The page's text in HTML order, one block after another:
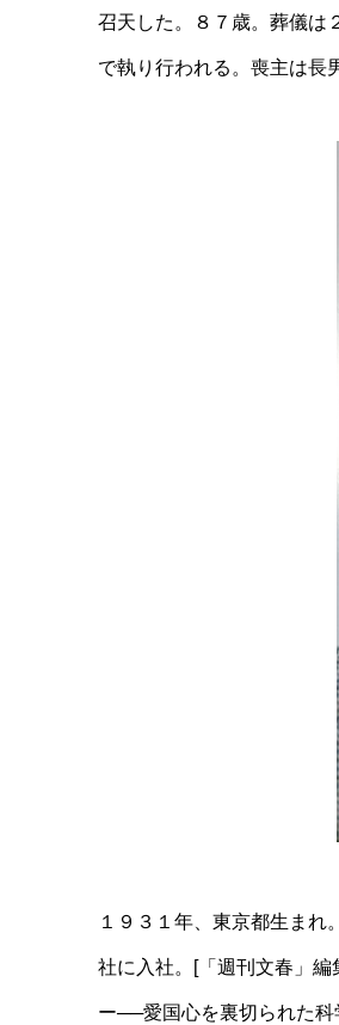
召天した。８７歳。葬儀は
で執り行われる。喪主は長
１９３１年、東京都生ま
社に入社。[「週刊文春」
ー──愛国心を裏切られた科